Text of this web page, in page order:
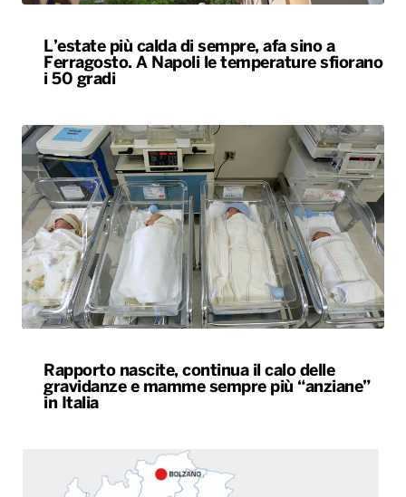
L’estate più calda di sempre, afa sino a
Ferragosto. A Napoli le temperature sfiorano
i 50 gradi
Rapporto nascite, continua il calo delle
gravidanze e mamme sempre più “anziane”
in Italia